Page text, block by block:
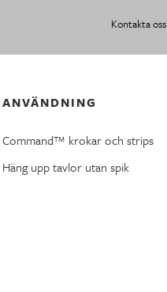
Kontakta oss
ANVÄNDNING
Command™ krokar och strips
Häng upp tavlor utan spik